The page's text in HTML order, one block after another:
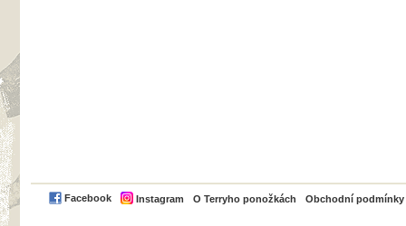
Facebook Instagram O Terryho ponožkách Obchodní podmínky
PayPal